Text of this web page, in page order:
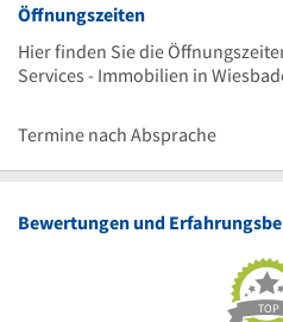
Öffnungszeiten
Hier finden Sie die
Services - Immobilien in
Termine nach Absprache
Bewertungen und
TOP